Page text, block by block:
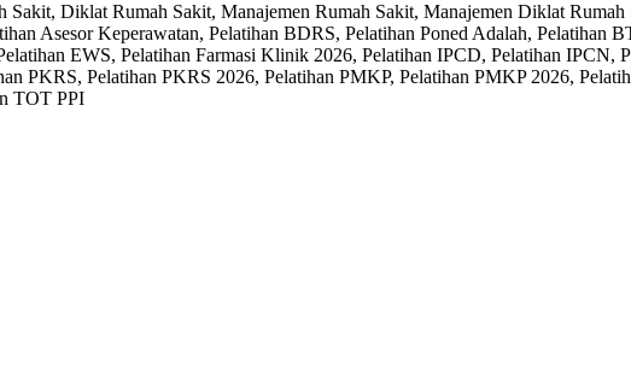
Diklat Rumah Sakit, Manajemen Rumah Sakit, Manajemen Diklat
Asesor Keperawatan, Pelatihan BDRS, Pelatihan Poned Adalah, Pelatihan
EWS, Pelatihan Farmasi Klinik 2026, Pelatihan IPCD, Pelatihan IPCN,
PKRS, Pelatihan PKRS 2026, Pelatihan PMKP, Pelatihan PMKP 2026,
TOT PPI